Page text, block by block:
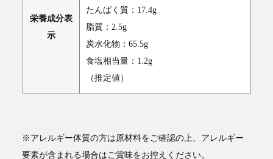
栄養成分表
示
たんぱく質：17.4g
脂質：2.5g
炭水化物：65.5g
食塩相当量：1.2g
（推定値）
※アレルギー体質の方は原材料をご確認の上、アレルギー
要素が含まれる場合はご賞味をお控えください。